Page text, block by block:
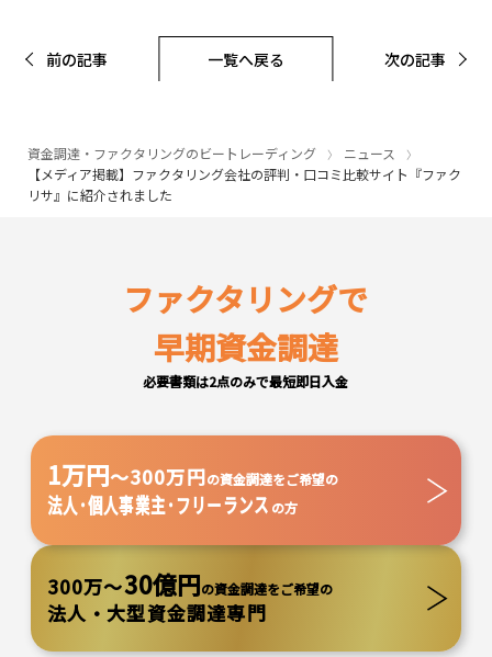
前の記事 一覧へ戻る 次の記事
資金調達・ファクタリングのビートレーディング
ニュース
【メディア掲載】ファクタリング会社の評判・口コミ比較サイト『ファク
リサ』に紹介されました
ファクタリングで
早期資金調達
必要書類は2点のみで最短即日入金
300万～30億円の資金調達をご希望の
法人・大型資金調達専門
1万円～300万円の資金調達をご希望の
法人･個人事業主･フリーランス の方